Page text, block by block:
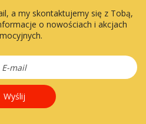
a my skontaktujemy się z Tobą,
o nowościach i akcjach
Wyślij